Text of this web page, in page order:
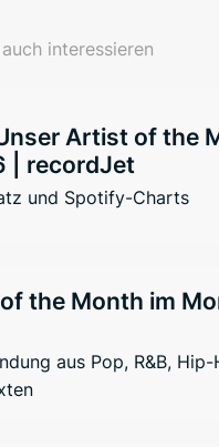
interessieren
Artist of the
| recordJet
und Spotify-Charts
the Month im
aus Pop, R&B,